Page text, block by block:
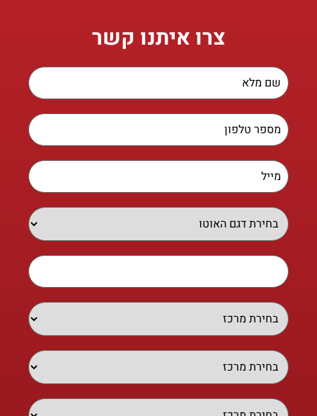
צרו איתנו קשר